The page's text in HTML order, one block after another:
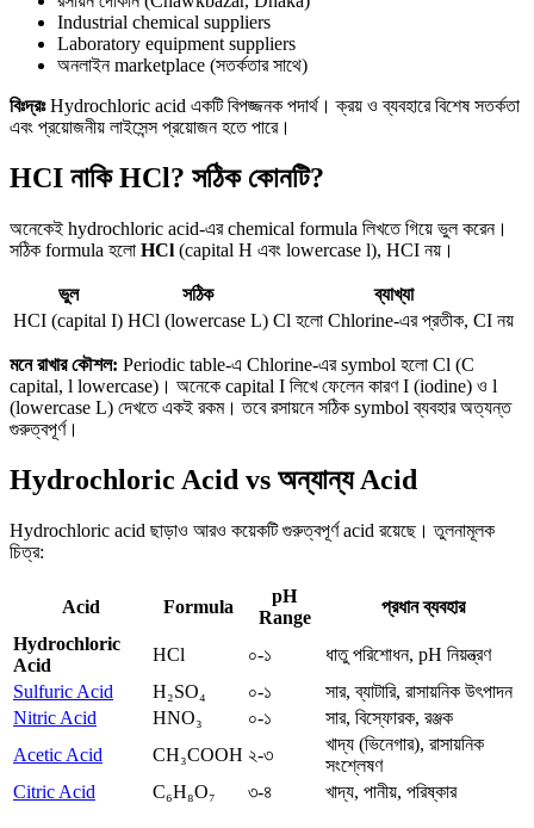
Industrial chemical suppliers
Laboratory equipment suppliers
অনলাইন marketplace (সতর্কতার সাথে)
বিঃদ্রঃHydrochloric acid একটি বিপজ্জনক পদার্থ। ক্রয় ও ব্যবহারে বিশেষ সতর্কতা
এবং প্রয়োজনীয় লাইসেন্স প্রয়োজন হতে পারে।
HCI নাকি HCl? সঠিক কোনটি?
অনেকেই hydrochloric acid-এর chemical formula লিখতে গিয়ে ভুল করেন।
সঠিক formula হলো HCl (capital H এবং lowercase l), HCI নয়।
ভুল সঠিক
ব্যাখ্যা
HCI (capital I) HCl (lowercase L) Cl হলো Chlorine-এর প্রতীক, CI নয়
মনে রাখার কৌশল: Periodic table-এ Chlorine-এর symbol হলো Cl (C
capital, l lowercase)। অনেকে capital I লিখে ফেলেন কারণ I (iodine) ও l
(lowercase L) দেখতে একই রকম। তবে রসায়নে সঠিক symbol ব্যবহার অত্যন্ত
গুরুত্বপূর্ণ।
Hydrochloric Acid vs অন্যান্য Acid
Hydrochloric acid ছাড়াও আরও কয়েকটি গুরুত্বপূর্ণ acid রয়েছে। তুলনামূলক
চিত্র:
Acid Formula
pH
Range
প্রধান ব্যবহার
Hydrochloric
Acid
HCl ০-১
ধাতু পরিশোধন, pH নিয়ন্ত্রণ
Sulfuric Acid
H₂SO₄ ০-১
সার, ব্যাটারি, রাসায়নিক উৎপাদন
Nitric Acid
HNO₃ ০-১
সার, বিস্ফোরক, রঞ্জক
Acetic Acid
CH₃COOH ২-৩
খাদ্য (ভিনেগার), রাসায়নিক
সংশ্লেষণ
Citric Acid
C₆H₈O₇ ৩-৪ খাদ্য, পানীয়, পরিষ্কার